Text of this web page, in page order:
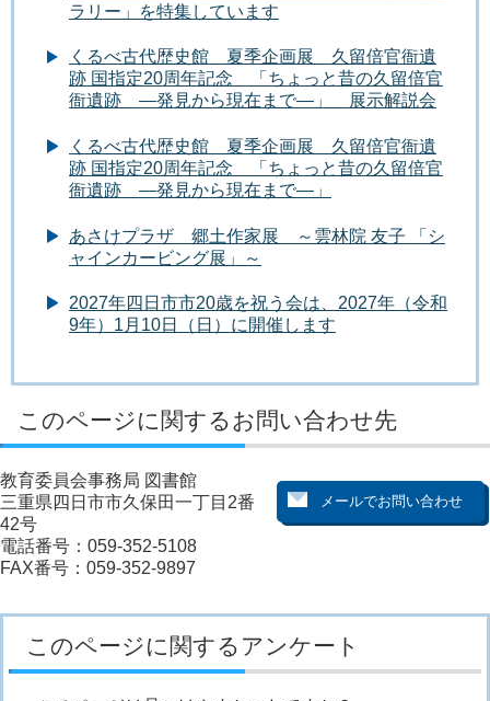
ラリー」を特集しています
くるべ古代歴史館 夏季企画展 久留倍官衙遺
跡 国指定20周年記念 「ちょっと昔の久留倍官
衙遺跡 ―発見から現在まで―」 展示解説会
くるべ古代歴史館 夏季企画展 久留倍官衙遺
跡 国指定20周年記念 「ちょっと昔の久留倍官
衙遺跡 ―発見から現在まで―」
あさけプラザ 郷土作家展 ～雲林院 友子 「シ
ャインカービング展」～
2027年四日市市20歳を祝う会は、2027年（令和
9年）1月10日（日）に開催します
このページに関するお問い合わせ先
教育委員会事務局 図書館
三重県四日市市久保田一丁目2番
42号
電話番号：059-352-5108
FAX番号：059-352-9897
このページに関するアンケート